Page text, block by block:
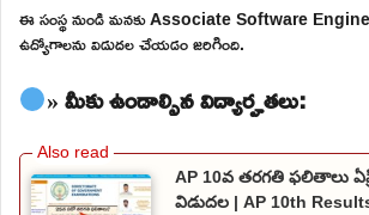
ఈ సంస్థ నుండి మనకు Associate Software
ఉద్యోగాలను విడుదల చేయడం జరిగింది.
» మీకు ఉండాల్సిన విద్యార్హతలు:
AP 10వ తరగతి ఫలితాలు
విడుదల | AP 10th